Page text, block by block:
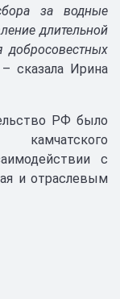
за водные
длительной
добросовестных
– сказала Ирина
РФ было
с
и отраслевым